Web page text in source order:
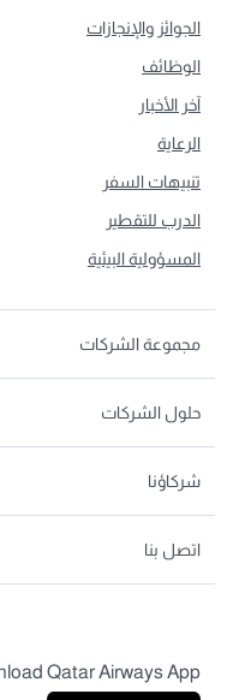
الجوائز والإنجازات
الوظائف
آخر الأخبار
الرعاية
تنبيهات السفر
الدرب للتقطير
المسؤولية البيئية
مجموعة الشركات
حلول الشركات
شركاؤنا
اتصل بنا
Qatar Airways App